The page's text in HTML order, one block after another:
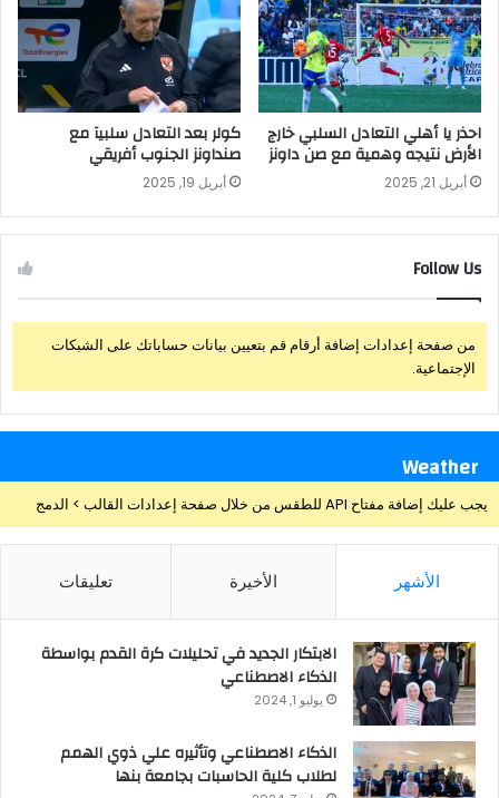
احذر يا أهلي التعادل السلبي خارج
الأرض نتيجه وهمية مع صن داونز
أبريل 21, 2025
كولر بعد التعادل سلبيآ مع
صنداونز الجنوب أفريقي
أبريل 19, 2025
Follow Us
من صفحة إعدادات إضافة أرقام قم بتعيين بيانات حساباتك على الشبكات
الإجتماعية.
Weather
يجب عليك إضافة مفتاح API للطقس من خلال صفحة إعدادات القالب > الدمج
الأشهر الأخيرة تعليقات
الابتكار الجديد في تحليلات كرة القدم بواسطة
الذكاء الاصطناعي
يوليو 1, 2024
الذكاء الاصطناعي وتأثيره علي ذوي الهمم
لطلاب كلية الحاسبات بجامعة بنها